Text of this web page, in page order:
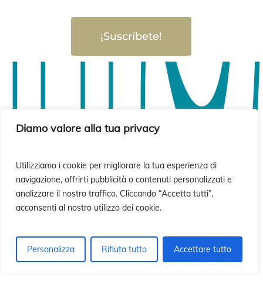
Diamo valore alla tua privacy
Utilizziamo i cookie per migliorare la tua esperienza di
navigazione, offrirti pubblicità o contenuti personalizzati e
analizzare il nostro traffico. Cliccando “Accetta tutti”,
acconsenti al nostro utilizzo dei cookie.
Personalizza Rifiuta tutto Accettare tutto
¡Suscríbete!